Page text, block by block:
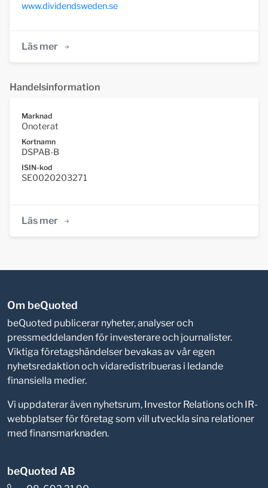
www.dividendsweden.se
Läs mer
Handelsinformation
Marknad
Onoterat
Kortnamn
DSPAB-B
ISIN-kod
SE0020203271
Läs mer
Om beQuoted
beQuoted publicerar nyheter, analyser och
pressmeddelanden för investerare och journalister.
Viktiga företagshändelser bevakas av vår egen
nyhetsredaktion och vidaredistribueras i ledande
finansiella medier.
Vi uppdaterar även nyhetsrum, Investor Relations och IR-
webbplatser för företag som vill utveckla sina relationer
med finansmarknaden.
beQuoted AB